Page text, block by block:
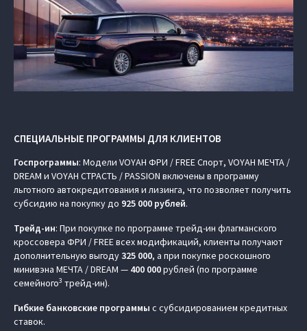
СПЕЦИАЛЬНЫЕ ПРОГРАММЫ ДЛЯ КЛИЕНТОВ
Госпрограммы: Модели VOYAH ФРИ / FREE Спорт, VOYAH МЕЧТА /
DREAM и VOYAH СТРАСТЬ / PASSION включены в программу
льготного автокредитования и лизинга, что позволяет получить
субсидию на покупку до 925 000 рублей.
Трейд-ин: При покупке по программе трейд-ин флагманского
кроссовера ФРИ / FREE всех модификаций, клиенты получают
дополнительную выгоду325 000, а при покупке роскошного
минивэна МЕЧТА / DREAM — 400 000рублей (по программе
семейного3 трейд-ин).
Гибкие банковские программы с субсидированием кредитных
ставок.